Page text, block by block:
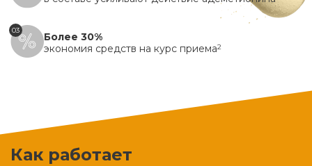
03
Более 30%
экономия средств на курс приема2
Как работает